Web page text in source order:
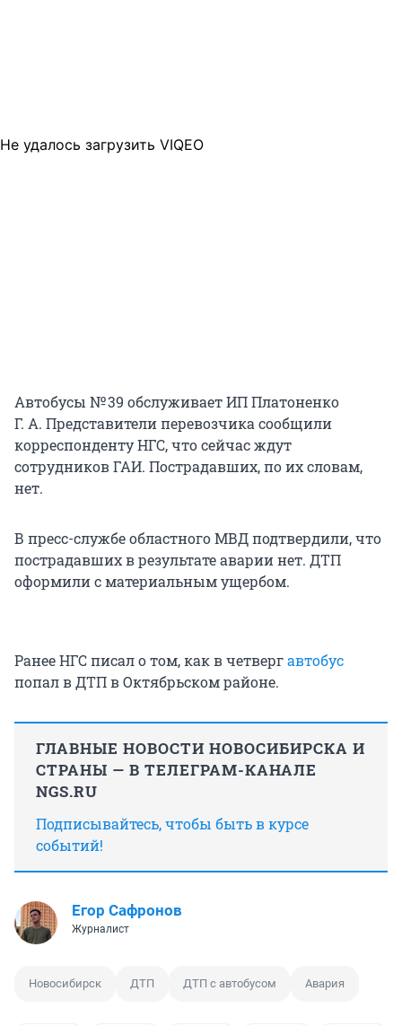
Не удалось загрузить VIQEO
Автобусы № 39 обслуживает ИП Платоненко
Г. А. Представители перевозчика сообщили
корреспонденту НГС, что сейчас ждут
сотрудников ГАИ. Пострадавших, по их словам,
нет.
В пресс-службе областного МВД подтвердили, что
пострадавших в результате аварии нет. ДТП
оформили с материальным ущербом.
Ранее НГС писал о том, как в четвергавтобус
попал в ДТП в Октябрьском районе.
ГЛАВНЫЕ НОВОСТИ НОВОСИБИРСКА И
СТРАНЫ — В ТЕЛЕГРАМ-КАНАЛЕ
NGS.RU
Подписывайтесь, чтобы быть в курсе
событий!
Егор Сафронов
Журналист
Новосибирск ДТП ДТП с автобусом Авария